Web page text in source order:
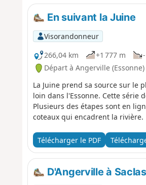
En suivant la Juine
Visorandonneur
266,04 km
+1 777 m
Départ à Angerville (Essonne)
La Juine prend sa source sur le
loin dans l'Essonne. Cette série
Plusieurs des étapes sont en
coteaux qui encadrent la rivière.
Télécharger le PDF
D'Angerville à